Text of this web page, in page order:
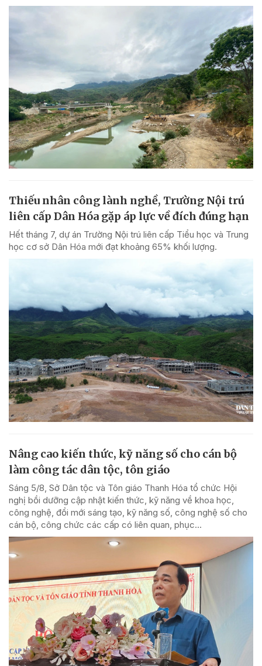
Thiếu nhân công lành nghề, Trường Nội trú
liên cấp Dân Hóa gặp áp lực về đích đúng hạn
Hết tháng 7, dự án Trường Nội trú liên cấp Tiểu học và Trung
học cơ sở Dân Hóa mới đạt khoảng 65% khối lượng.
Nâng cao kiến thức, kỹ năng số cho cán bộ
làm công tác dân tộc, tôn giáo
Sáng 5/8, Sở Dân tộc và Tôn giáo Thanh Hóa tổ chức Hội
nghị bồi dưỡng cập nhật kiến thức, kỹ năng về khoa học,
công nghệ, đổi mới sáng tạo, kỹ năng số, công nghệ số cho
cán bộ, công chức các cấp có liên quan, phục...